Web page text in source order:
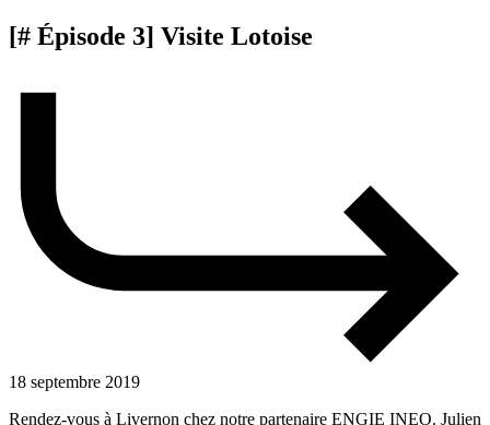
[# Épisode 3] Visite Lotoise
18 septembre 2019
Rendez-vous à Livernon chez notre partenaire ENGIE INEO. Julien